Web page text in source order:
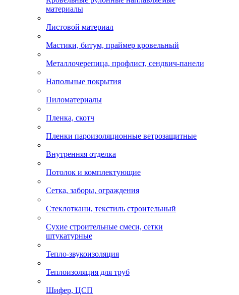
материалы
Листовой материал
Мастики, битум, праймер кровельный
Металлочерепица, профлист, сендвич-панели
Напольные покрытия
Пиломатериалы
Пленка, скотч
Пленки пароизоляционные ветрозащитные
Внутренняя отделка
Потолок и комплектующие
Сетка, заборы, ограждения
Стеклоткани, текстиль строительный
Сухие строительные смеси, сетки
штукатурные
Тепло-звукоизоляция
Теплоизоляция для труб
Шифер, ЦСП